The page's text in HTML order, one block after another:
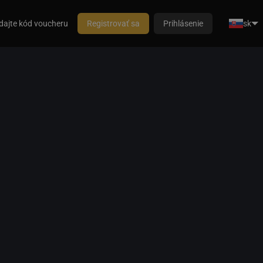
kód voucheru Registrovať sa Prihlásenie sk